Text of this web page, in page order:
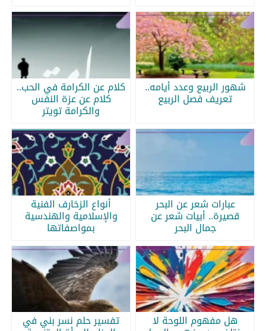
شهور الربيع وعدد أيامه..
تعريف فصل الربيع
كلام عن الكرامة في الحب..
كلام عن عزة النفس
والكرامة تويتر
عبارات شعر عن البحر
قصيرة.. أبيات شعر عن
جمال البحر
أنواع الزخارف الفنية
والإسلامية والهندسية
بمواصفاتها
هل مفهوم اللوحة لا تفسير حلم نسر بني في